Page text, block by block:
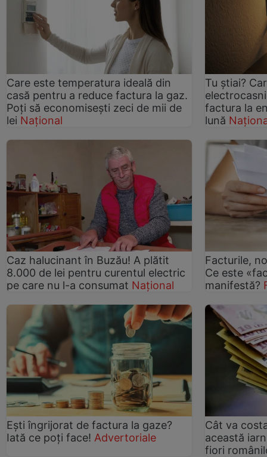
Care este temperatura ideală din
casă pentru a reduce factura la gaz.
Poți să economisești zeci de mii de
lei Național
Tu știai?
factura la
lună
Caz halucinant în Buzău! A plătit
8.000 de lei pentru curentul electric
pe care nu l-a consumat Național
Facturile,
Ce este
manifestă?
Ești îngrijorat de factura la gaze?
Iată ce poți face! Advertoriale
Cât va
această
fiori